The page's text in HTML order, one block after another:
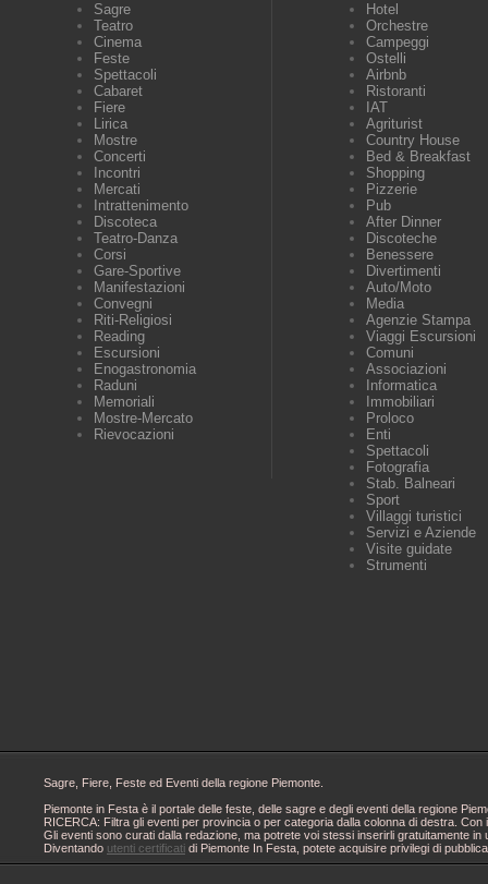
Sagre
Teatro
Cinema
Feste
Spettacoli
Cabaret
Fiere
Lirica
Mostre
Concerti
Incontri
Mercati
Intrattenimento
Discoteca
Teatro-Danza
Corsi
Gare-Sportive
Manifestazioni
Convegni
Riti-Religiosi
Reading
Escursioni
Enogastronomia
Raduni
Memoriali
Mostre-Mercato
Rievocazioni
Hotel
Orchestre
Campeggi
Ostelli
Airbnb
Ristoranti
IAT
Agriturist
Country House
Bed & Breakfast
Shopping
Pizzerie
Pub
After Dinner
Discoteche
Benessere
Divertimenti
Auto/Moto
Media
Agenzie Stampa
Viaggi Escursioni
Comuni
Associazioni
Informatica
Immobiliari
Proloco
Enti
Spettacoli
Fotografia
Stab. Balneari
Sport
Villaggi turistici
Servizi e Aziende
Visite guidate
Strumenti
Sagre, Fiere, Feste ed Eventi della regione Piemonte.
Piemonte in Festa è il portale delle feste, delle sagre e degli eventi della regione
RICERCA: Filtra gli eventi per provincia o per categoria dalla colonna di destra.
Gli eventi sono curati dalla redazione, ma potrete voi stessi inserirli gratuitamente
Diventando utenti certificati di Piemonte In Festa, potete acquisire privilegi di